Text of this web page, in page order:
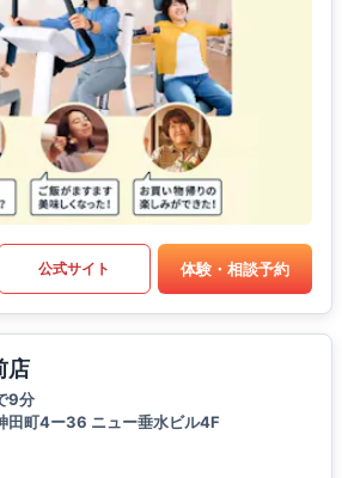
公式サイト 体験・相談予約
店
9分
田町4ー36 ニュー垂水ビル4F